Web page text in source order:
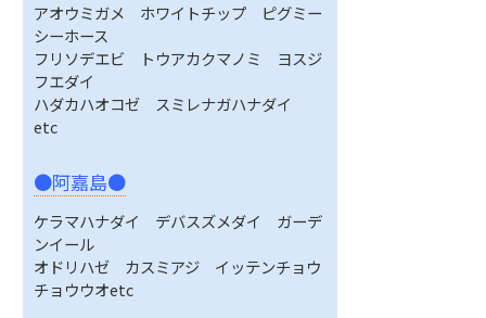
アオウミガメ ホワイトチップ ピグミー
シーホース
フリソデエビ トウアカクマノミ ヨスジ
フエダイ
ハダカハオコゼ スミレナガハナダイ
etc
●阿嘉島●
ケラマハナダイ デバスズメダイ ガーデ
ンイール
オドリハゼ カスミアジ イッテンチョウ
チョウウオetc